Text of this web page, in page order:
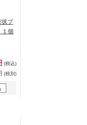
ブ
個
(税込)
(税別)